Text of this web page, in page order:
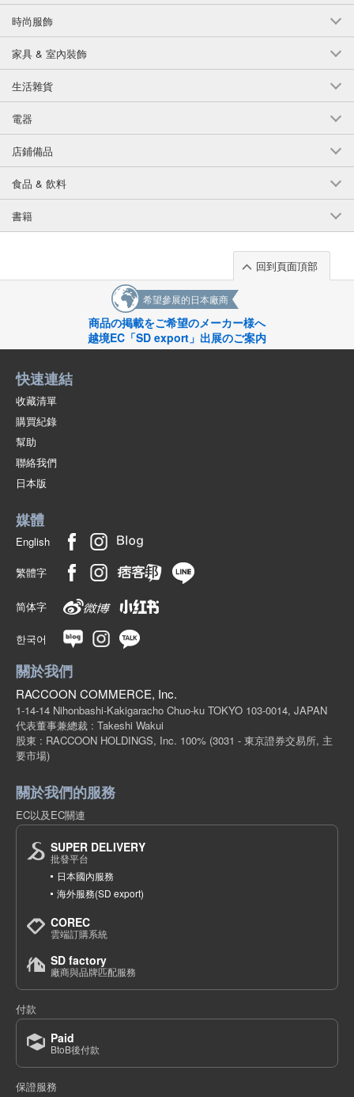
請注意，價格是據此制定的。
*請注意以下事項
*本產品由玻璃製成。請勿過度用力，以免造成破損。
請小心處理。
時尚服飾
家具 & 室內裝飾
生活雜貨
電器
店鋪備品
食品 & 飲料
書籍
回到頁面頂部
希望參展的日本廠商
商品の掲載をご希望のメーカー様へ
越境EC「SD export」出展のご案内
快速連結
收藏清單
購買紀錄
幫助
聯絡我們
日本版
媒體
English
繁體字
简体字
한국어
關於我們
RACCOON COMMERCE, Inc.
1-14-14 Nihonbashi-Kakigaracho Chuo-ku TOKYO 103-0014, JAPAN
代表董事兼總裁 : Takeshi Wakui
股東 : RACCOON HOLDINGS, Inc. 100% (3031 - 東京證券交易所, 主
要市場)
關於我們的服務
EC以及EC關連
SUPER DELIVERY
批發平台
日本國內服務
海外服務(SD export)
COREC
雲端訂購系統
SD factory
廠商與品牌匹配服務
付款
Paid
BtoB後付款
保證服務